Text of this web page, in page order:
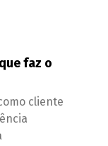
faz o
cliente